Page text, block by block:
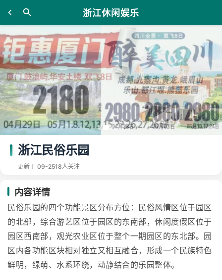
浙江休闲娱乐
浙江民俗乐园
更新于 09-2518人关注
内容详情
民俗乐园的四个功能景区分布方位：民俗风情区位于园区
的北部，综合游艺区位于园区的东南部，休闲度假区位于
园区西南部，观光农业区位于整个一期园区的东北部。园
区内各功能区块相对独立又相互融合，形成一个民族特色
鲜明，绿萌、水系环绕，动静结合的乐园整体。